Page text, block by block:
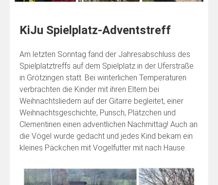
KiJu Spielplatz-Adventstreff
Am letzten Sonntag fand der Jahresabschluss des
Spielplatztreffs auf dem Spielplatz in der Uferstraße
in Grötzingen statt. Bei winterlichen Temperaturen
verbrachten die Kinder mit ihren Eltern bei
Weihnachtsliedern auf der Gitarre begleitet, einer
Weihnachtsgeschichte, Punsch, Plätzchen und
Clementinen einen adventlichen Nachmittag! Auch an
die Vögel wurde gedacht und jedes Kind bekam ein
kleines Päckchen mit Vogelfutter mit nach Hause.